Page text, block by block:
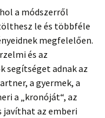
a módszerről
le és többféle
megfelelően.
és az
segítséget adnak az
a gyermek, a
a „kronóját“, az
az emberi